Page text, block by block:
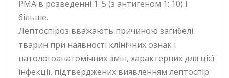
РМА в розведенні 1: 5 (з антигеном 1: 10) і
більше.
Лептоспіроз вважають причиною загибелі
тварин при наявності клінічних ознак і
патологоанатомічних змін, характерних для цієї
інфекції, підтверджених виявленням лептоспір